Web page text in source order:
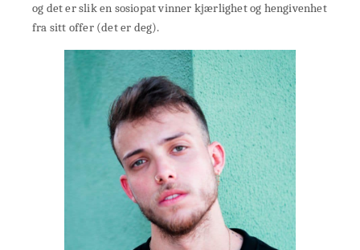
og det er slik en sosiopat vinner kjærlighet og hengivenhet
fra sitt offer (det er deg).